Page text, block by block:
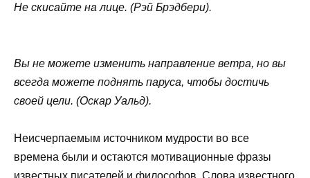
Не скисайте на лице. (Рэй Брэдбери).
Вы не можете изменить направление ветра, но вы
всегда можете поднять паруса, чтобы достичь
своей цели. (Оскар Уальд).
Неисчерпаемым источником мудрости во все
времена были и остаются мотивационные фразы